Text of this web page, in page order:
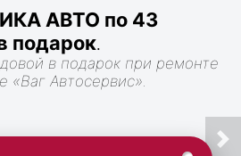
АВТО по 43
подарок.
в подарок при ремонте
«Ваг Автосервис».